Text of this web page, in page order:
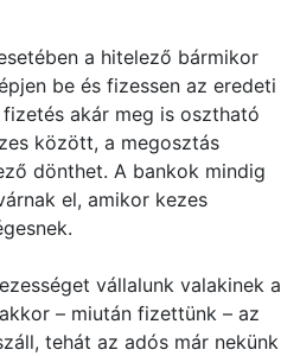
a hitelező bármikor
be és fizessen az eredeti
akár meg is osztható
között, a megosztás
dönthet. A bankok mindig
el, amikor kezes
vállalunk valakinek a
– miután fizettünk – az
tehát az adós már nekünk